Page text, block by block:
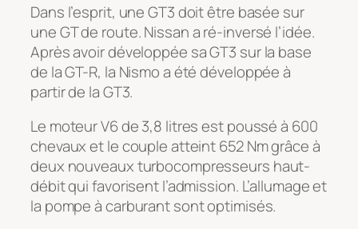
Dans l’esprit, une GT3 doit être basée sur
une GT de route. Nissan a ré-inversé l’idée.
Après avoir développée sa GT3 sur la base
de la GT-R, la Nismo a été développée à
partir de la GT3.
Le moteur V6 de 3,8 litres est poussé à 600
chevaux et le couple atteint 652 Nm grâce à
deux nouveaux turbocompresseurs haut-
débit qui favorisent l’admission. L’allumage et
la pompe à carburant sont optimisés.